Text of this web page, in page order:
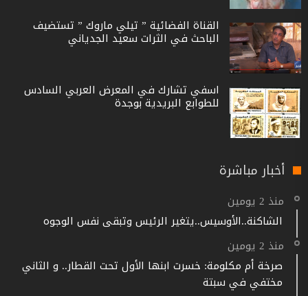
القناة الفضائية ” تيلي ماروك ” تستضيف
الباحث في الثرات سعيد الجدياني
اسفي تشارك في المعرض العربي السادس
للطوابع البريدية بوجدة
أخبار مباشرة
منذ 2 يومين
الشاكنة..الأوسيس..يتغير الرئيس وتبقى نفس الوجوه
منذ 2 يومين
صرخة أم مكلومة: خسرت ابنها الأول تحت القطار.. و الثاني
مختفي في سبتة